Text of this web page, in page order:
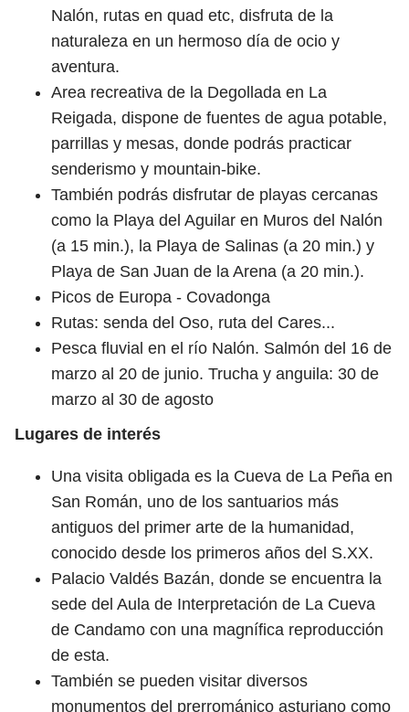
Nalón, rutas en quad etc, disfruta de la
naturaleza en un hermoso día de ocio y
aventura.
Area recreativa de la Degollada en La
Reigada, dispone de fuentes de agua potable,
parrillas y mesas, donde podrás practicar
senderismo y mountain-bike.
También podrás disfrutar de playas cercanas
como la Playa del Aguilar en Muros del Nalón
(a 15 min.), la Playa de Salinas (a 20 min.) y
Playa de San Juan de la Arena (a 20 min.).
Picos de Europa - Covadonga
Rutas: senda del Oso, ruta del Cares...
Pesca fluvial en el río Nalón. Salmón del 16 de
marzo al 20 de junio. Trucha y anguila: 30 de
marzo al 30 de agosto
Lugares de interés
Una visita obligada es la Cueva de La Peña en
San Román, uno de los santuarios más
antiguos del primer arte de la humanidad,
conocido desde los primeros años del S.XX.
Palacio Valdés Bazán, donde se encuentra la
sede del Aula de Interpretación de La Cueva
de Candamo con una magnífica reproducción
de esta.
También se pueden visitar diversos
monumentos del prerrománico asturiano como